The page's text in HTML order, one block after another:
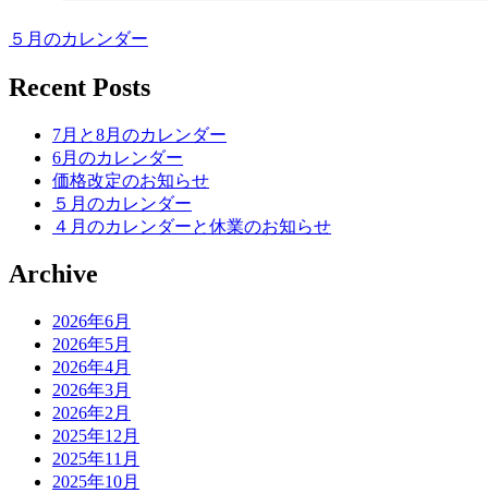
５月のカレンダー
Recent Posts
7月と8月のカレンダー
6月のカレンダー
価格改定のお知らせ
５月のカレンダー
４月のカレンダーと休業のお知らせ
Archive
2026年6月
2026年5月
2026年4月
2026年3月
2026年2月
2025年12月
2025年11月
2025年10月